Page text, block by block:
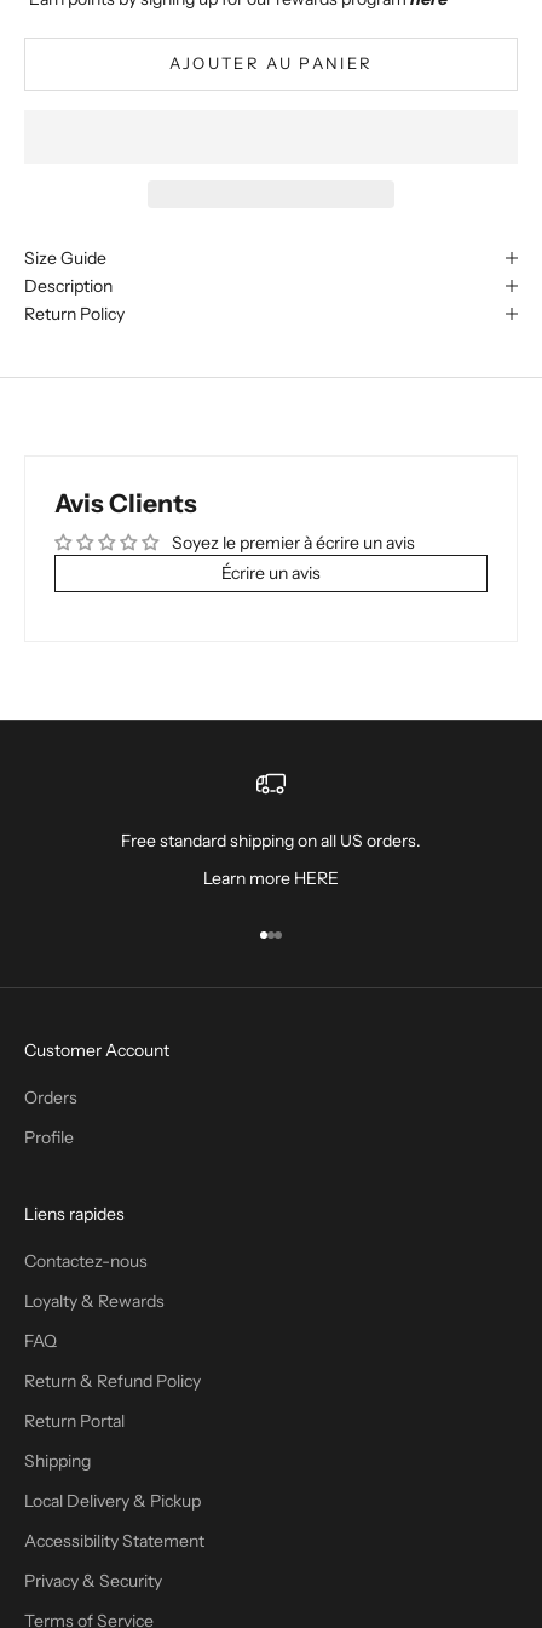
AJOUTER AU PANIER
Size Guide
Description
Return Policy
Avis Clients
Soyez le premier à écrire un avis
Écrire un avis
Free standard shipping on all US orders.
Learn more HERE
Aller à l'élément 1
Aller à l'élément 2
Aller à l'élément 3
Customer Account
Orders
Profile
Liens rapides
Contactez-nous
Loyalty & Rewards
FAQ
Return & Refund Policy
Return Portal
Shipping
Local Delivery & Pickup
Accessibility Statement
Privacy & Security
Terms of Service